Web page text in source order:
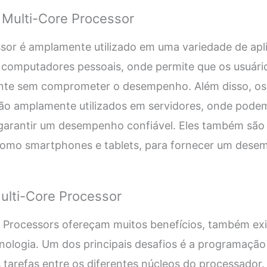
Core Processor
é amplamente utilizado em uma variedade de
pessoais, onde permite que os
sem comprometer o desempenho. Além disso,
amplamente utilizados em servidores, onde
um desempenho confiável. Eles também são
smartphones e tablets, para fornecer um
Core Processor
ofereçam muitos benefícios, também
Um dos principais desafios é a
entre os diferentes núcleos do